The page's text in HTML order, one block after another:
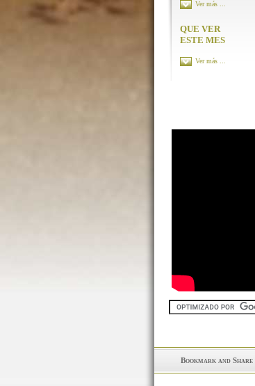
Ver más ...
QUE VER
ESTE MES
Ver más ...